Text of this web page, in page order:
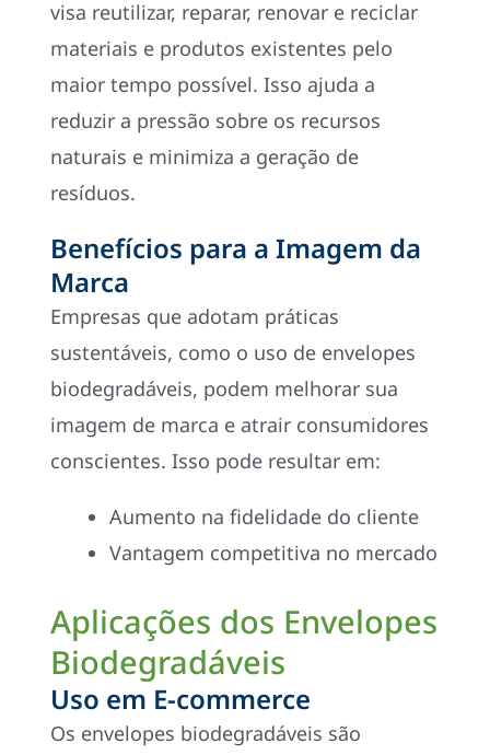
visa reutilizar, reparar, renovar e reciclar
materiais e produtos existentes pelo
maior tempo possível. Isso ajuda a
reduzir a pressão sobre os recursos
naturais e minimiza a geração de
resíduos.
Benefícios para a Imagem da
Marca
Empresas que adotam práticas
sustentáveis, como o uso de envelopes
biodegradáveis, podem melhorar sua
imagem de marca e atrair consumidores
conscientes. Isso pode resultar em:
Aumento na fidelidade do cliente
Vantagem competitiva no mercado
Aplicações dos Envelopes
Biodegradáveis
Uso em E-commerce
Os envelopes biodegradáveis são